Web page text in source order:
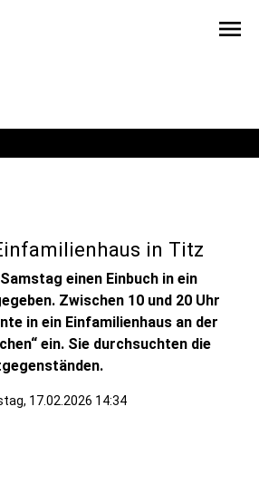
menu
in Titz
einen Einbuch in ein
Zwischen 10 und 20 Uhr
in ein Einfamilienhaus an der
ein. Sie durchsuchten die
17.02.2026 14:34